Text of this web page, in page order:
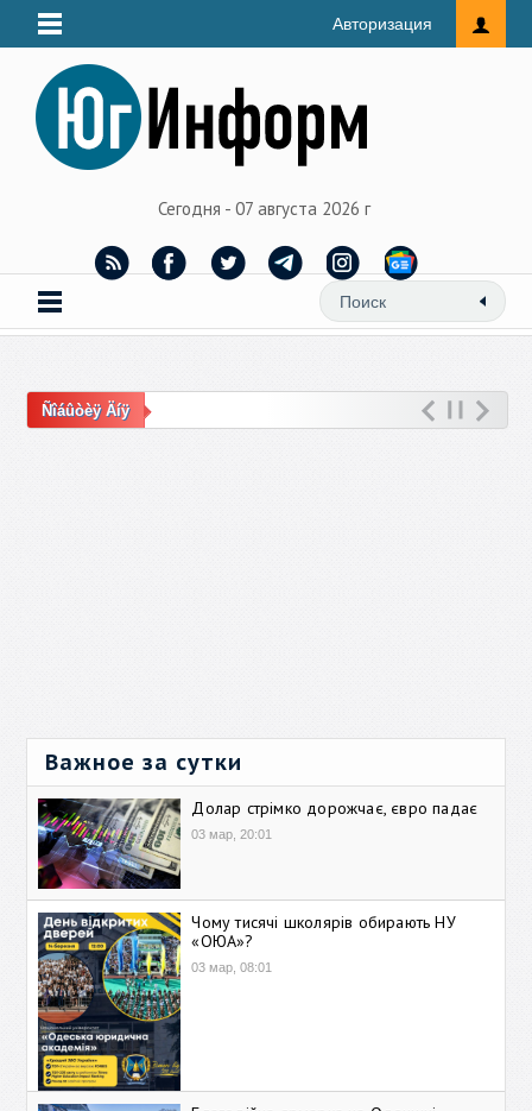
Авторизация
Сегодня - 07 августа 2026 г
Ñîáûòèÿ Äíÿ
Важное за сутки
Долар стрімко дорожчає, євро падає
03 мар, 20:01
Чому тисячі школярів обирають НУ
«ОЮА»?
03 мар, 08:01